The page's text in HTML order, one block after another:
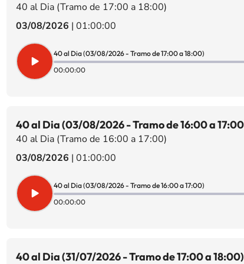
40 al Dia (Tramo de 17:00 a 18:00)
03/08/2026 | 01:00:00
40 al Dia (03/08/2026 - Tramo de 17:00 a 18:00)
00:00:00
40 al Dia (03/08/2026 - Tramo de 16:00 a
40 al Dia (Tramo de 16:00 a 17:00)
03/08/2026 | 01:00:00
40 al Dia (03/08/2026 - Tramo de 16:00 a 17:00)
00:00:00
40 al Dia (31/07/2026 - Tramo de 17:00 a 18:00)